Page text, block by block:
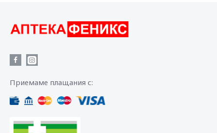
Приемаме плащания с: